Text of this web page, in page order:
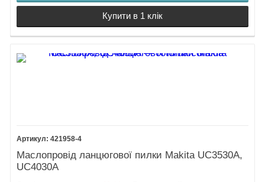
Купити в 1 клік
421958-4
Маслопровід ланцюгової пилки Makita UC3530A,
UC4030A